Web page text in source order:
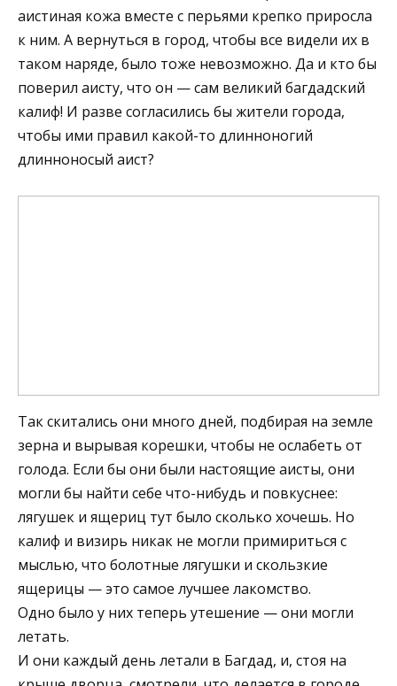
аистиная кожа вместе с перьями крепко приросла
к ним. А вернуться в город, чтобы все видели их в
таком наряде, было тоже невозможно. Да и кто бы
поверил аисту, что он — сам великий багдадский
калиф! И разве согласились бы жители города,
чтобы ими правил какой-то длинноногий
длинноносый аист?
Так скитались они много дней, подбирая на земле
зерна и вырывая корешки, чтобы не ослабеть от
голода. Если бы они были настоящие аисты, они
могли бы найти себе что-нибудь и повкуснее:
лягушек и ящериц тут было сколько хочешь. Но
калиф и визирь никак не могли примириться с
мыслью, что болотные лягушки и скользкие
ящерицы — это самое лучшее лакомство.
Одно было у них теперь утешение — они могли
летать.
И они каждый день летали в Багдад, и, стоя на